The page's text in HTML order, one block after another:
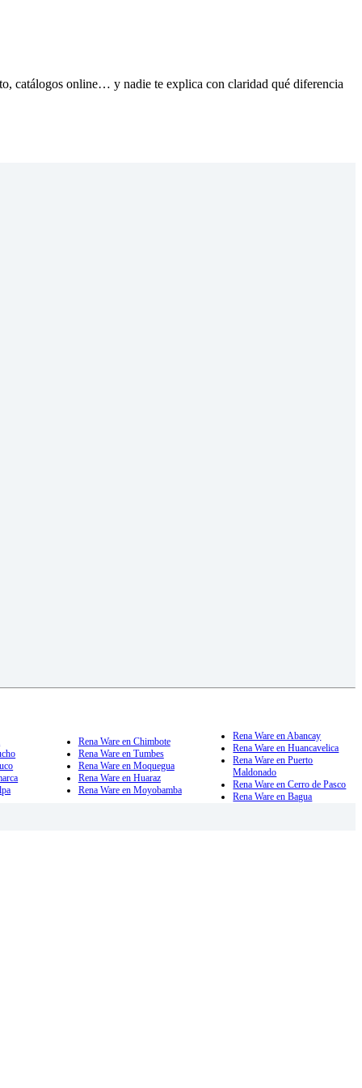
catálogos online… y nadie te explica con claridad qué diferencia
Rena Ware en Chimbote
Rena Ware en Tumbes
Rena Ware en Moquegua
Rena Ware en Huaraz
Rena Ware en Moyobamba
Rena Ware en Abancay
Rena Ware en Huancavelica
Rena Ware en Puerto
Maldonado
Rena Ware en Cerro de Pasco
Rena Ware en Bagua